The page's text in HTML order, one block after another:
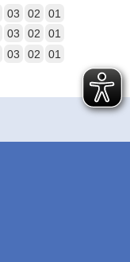
03 02 01
03 02 01
03 02
01